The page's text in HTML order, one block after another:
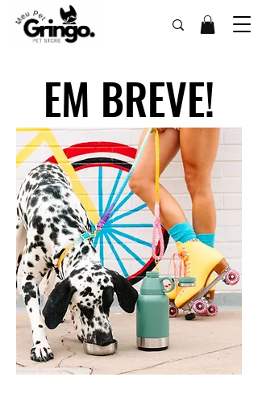
EM BREVE!
EM BREVE!